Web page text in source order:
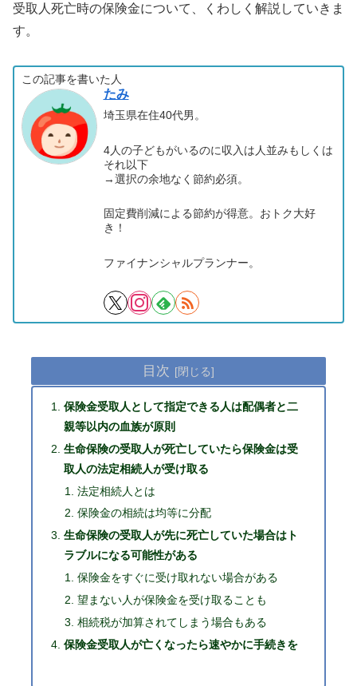
受取人死亡時の保険金について、くわしく解説していきま
す。
この記事を書いた人
たみ
埼玉県在住40代男。
4人の子どもがいるのに収入は人並みもしくは
それ以下
→選択の余地なく節約必須。
固定費削減による節約が得意。おトク大好
き！
ファイナンシャルプランナー。
目次
保険金受取人として指定できる人は配偶者と二
親等以内の血族が原則
生命保険の受取人が死亡していたら保険金は受
取人の法定相続人が受け取る
法定相続人とは
保険金の相続は均等に分配
生命保険の受取人が先に死亡していた場合はト
ラブルになる可能性がある
保険金をすぐに受け取れない場合がある
望まない人が保険金を受け取ることも
相続税が加算されてしまう場合もある
保険金受取人が亡くなったら速やかに手続きを